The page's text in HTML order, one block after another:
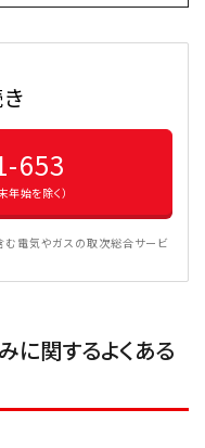
653
始を除く）
電気やガスの取次総合サービ
に関するよくある